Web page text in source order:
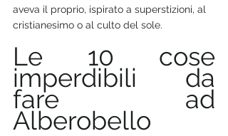
aveva il proprio, ispirato a superstizioni, al
cristianesimo o al culto del sole.
Le 10 cose
imperdibili da
fare ad
Alberobello